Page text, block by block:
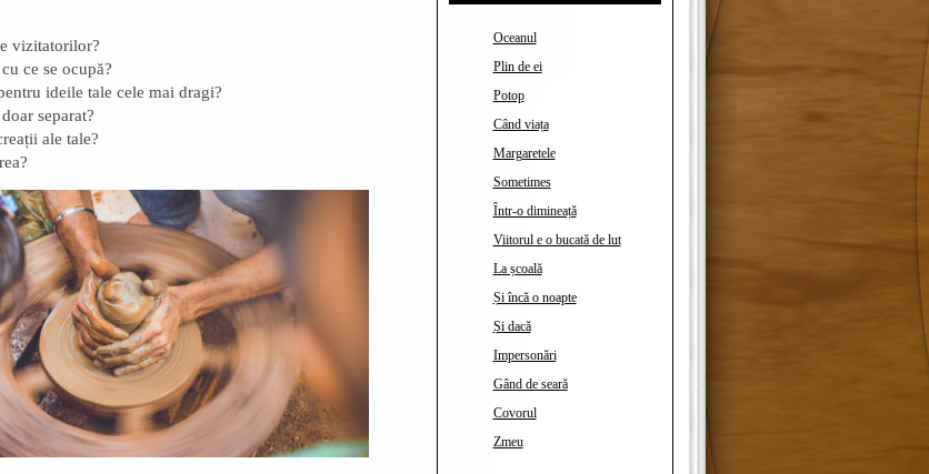
vizitatorilor?
ce se ocupă?
ideile tale cele mai dragi?
separat?
ale tale?
Oceanul
Plin de ei
Potop
Când viața
Margaretele
Sometimes
Într-o dimineață
Viitorul e o bucată de lut
La școală
Și încă o noapte
Și dacă
Impersonări
Gând de seară
Covorul
Zmeu